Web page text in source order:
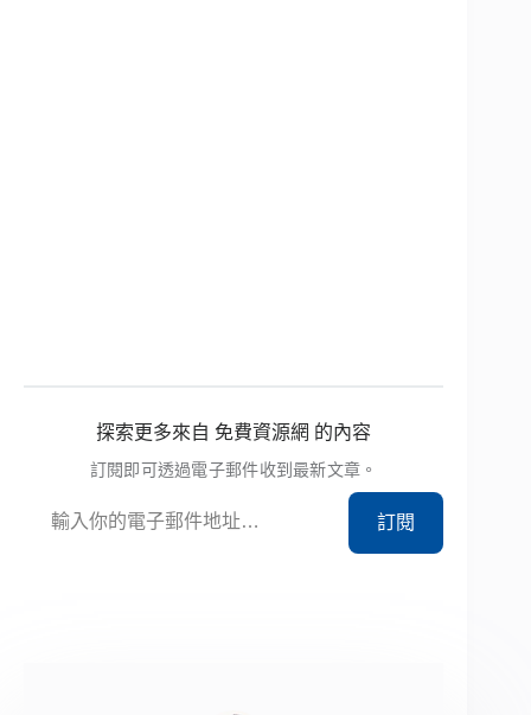
探索更多來自 免費資源網 的內容
訂閱即可透過電子郵件收到最新文章。
訂閱